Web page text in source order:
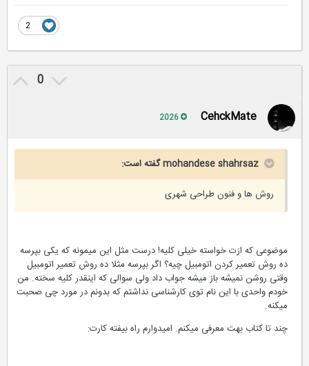
0
CehckMate
mohandese shahrsaz گفته است:
روش ها و فنون طراحی شهری
موضوعی که ازت خواسته خیلی کلیه! درست مثل این میمونه که یکی بپرسه
ده روش تعمیر کردن اتومبیل چیه؟ اگر بپرسه مثلا ده روش تعمیر اتومبیل
وقتی روشن نمیشه باز میشه جواب داد ولی سوالی که اینقدر کلیه سخته. من
خودم واحدی با این نام توی کارشناسی نداشتم که بدونم در مورد چی صحبت
میکنه.
چند تا کتاب بهت معرفی میکنم. امیدوارم راه بیفته کارت: